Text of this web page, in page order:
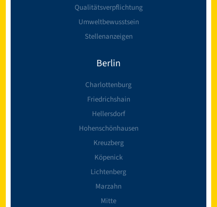
Qualitätsverpflichtung
Umweltbewusstsein
Stellenanzeigen
Berlin
Charlottenburg
Friedrichshain
Hellersdorf
Hohenschönhausen
Kreuzberg
Köpenick
Lichtenberg
Marzahn
Mitte